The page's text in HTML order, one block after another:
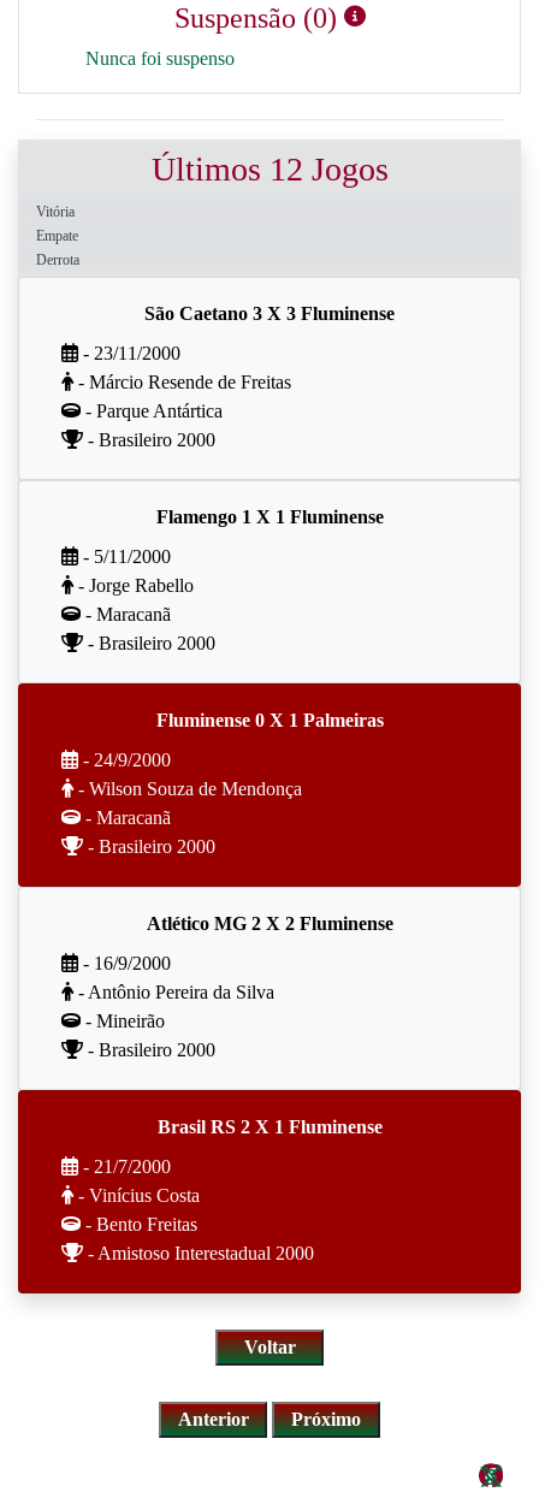
Suspensão (0)
Nunca foi suspenso
Últimos 12 Jogos
Vitória
Empate
Derrota
São Caetano 3 X 3 Fluminense
- 23/11/2000
- Márcio Resende de Freitas
- Parque Antártica
- Brasileiro 2000
Flamengo 1 X 1 Fluminense
- 5/11/2000
- Jorge Rabello
- Maracanã
- Brasileiro 2000
Fluminense 0 X 1 Palmeiras
- 24/9/2000
- Wilson Souza de Mendonça
- Maracanã
- Brasileiro 2000
Atlético MG 2 X 2 Fluminense
- 16/9/2000
- Antônio Pereira da Silva
- Mineirão
- Brasileiro 2000
Brasil RS 2 X 1 Fluminense
- 21/7/2000
- Vinícius Costa
- Bento Freitas
- Amistoso Interestadual 2000